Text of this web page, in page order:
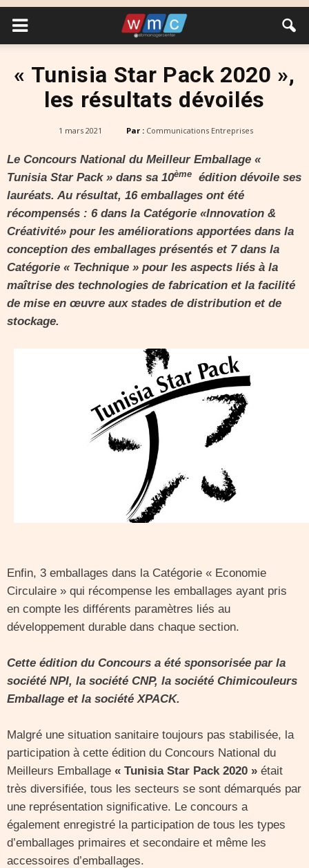
« Tunisia Star Pack 2020 »,
les résultats dévoilés
1 mars 2021 Par : Communications Entreprises
Le Concours National du Meilleur Emballage «
Tunisia Star Pack » dans sa 10ème
édition dévoile ses
lauréats. Au résultat, 16 emballages ont été
récompensés : 6 dans la Catégorie «Innovation &
Créativité» pour les améliorations apportées dans la
conception des emballages présentés et 7 dans la
Catégorie « Technique » pour les aspects liés à la
maîtrise des technologies de fabrication et la facilité
de mise en œuvre aux stades de distribution et de
stockage.
Enfin, 3 emballages dans la Catégorie « Economie
Circulaire » qui récompense les emballages ayant pris
en compte les différents paramètres liés au
développement durable dans chaque section.
Cette édition du Concours a été sponsorisée par la
société NPI, la société CNP, la société Chimicouleurs
Emballage et la société XPACK.
Malgré une situation sanitaire toujours pas stabilisée, la
participation à cette édition du Concours National du
Meilleurs Emballage « Tunisia Star Pack 2020 » était
très diversifiée, tous les secteurs se sont démarqués par
une représentation significative. Le concours a
également enregistré la participation de tous les types
d’emballages primaires et secondaire et même les
accessoires d’emballages.